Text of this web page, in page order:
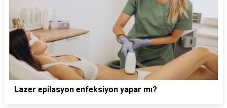
Lazer epilasyon enfeksiyon yapar mı?